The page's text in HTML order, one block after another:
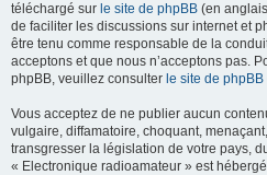
téléchargé sur le site de phpBB (en
de faciliter les discussions sur internet et
être tenu comme responsable de la
acceptons et que nous n’acceptons pas.
phpBB, veuillez consulter le site de phpBB
Vous acceptez de ne publier aucun
vulgaire, diffamatoire, choquant,
transgresser la législation de votre pays,
« Electronique radioamateur » est